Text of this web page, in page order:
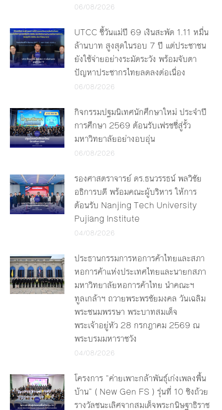
06/08/2026
UTCC ชี้วันแม่ปี 69 เงินสะพัด 1.11 หมื่น
ล้านบาท สูงสุดในรอบ 7 ปี แต่ประชาชน
ยังใช้จ่ายอย่างระมัดระวัง พร้อมจับตา
ปัญหาประชากรไทยลดลงต่อเนื่อง
06/08/2026
กิจกรรมปฐมนิเทศนักศึกษาใหม่ ประจำปี
การศึกษา 2569 ต้อนรับเฟรชชี่สู่รั้ว
มหาวิทยาลัยอย่างอบอุ่น
06/08/2026
รองศาสตราจารย์ ดร.ธนวรรธน์ พลวิชัย
อธิการบดี พร้อมคณะผู้บริหาร ให้การ
ต้อนรับ Nanjing Tech University
Pujiang Institute
04/08/2026
ประธานกรรมการหอการค้าไทยและสภา
หอการค้าแห่งประเทศไทยและนายกสภา
มหาวิทยาลัยหอการค้าไทย นำคณะฯ
ทูลเกล้าฯ ถวายพระพรชัยมงคล วันเฉลิม
พระชนมพรรษา พระบาทสมเด็จ
พระเจ้าอยู่หัว 28 กรกฎาคม 2569 ณ
พระบรมมหาราชวัง
04/08/2026
โครงการ “ค่ายเพาะกล้าพันธุ์เก่งเพลงพื้น
บ้าน” ( New Gen FS ) รุ่นที่ 10 ชิงถ้วย
รางวัลชนะเลิศจากสมเด็จพระกนิษฐาธิราช